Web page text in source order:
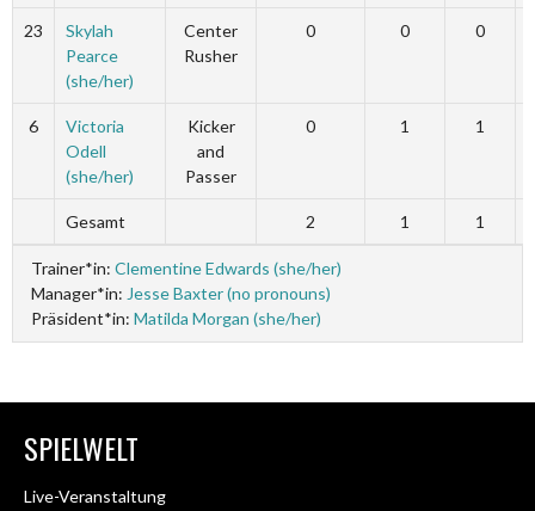
23
Skylah
Pearce
(she/her)
Center
Rusher
0 0 0
6
Victoria
Odell
(she/her)
Kicker
and
Passer
0 1 1
Gesamt 2 1 1
Trainer*in: Clementine Edwards (she/her)
Manager*in: Jesse Baxter (no pronouns)
Präsident*in: Matilda Morgan (she/her)
SPIELWELT
Live-Veranstaltung